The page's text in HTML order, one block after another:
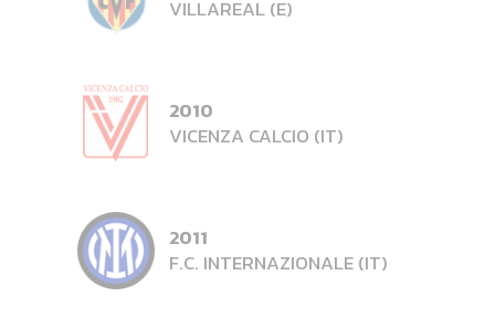
VILLAREAL (E)
2010
VICENZA CALCIO (IT)
2011
F.C. INTERNAZIONALE (IT)